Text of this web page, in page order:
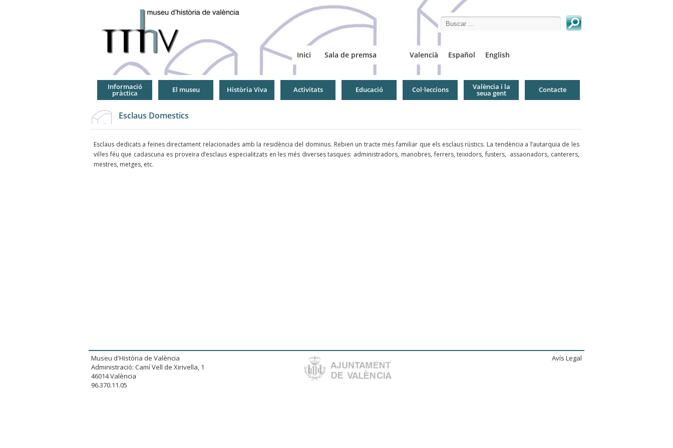
Search this site
Valencià Español English
Inici Sala de premsa
Informació
pràctica El museu Història Viva Activitats Educació Col·leccions València i la
seua gent Contacte
Esclaus Domestics
Esclaus dedicats a feines directament relacionades amb la residència del dominus. Rebien un tracte més familiar que els esclaus rústics. La tendència a l’autarquia de les
vil·les féu que cadascuna es proveïra d’esclaus especialitzats en les més diverses tasques: administradors, manobres, ferrers, teixidors, fusters, assaonadors, canterers,
mestres, metges, etc.
Museu d'Història de València
Administració: Camí Vell de Xirivella, 1
46014 València
96.370.11.05
Avís Legal